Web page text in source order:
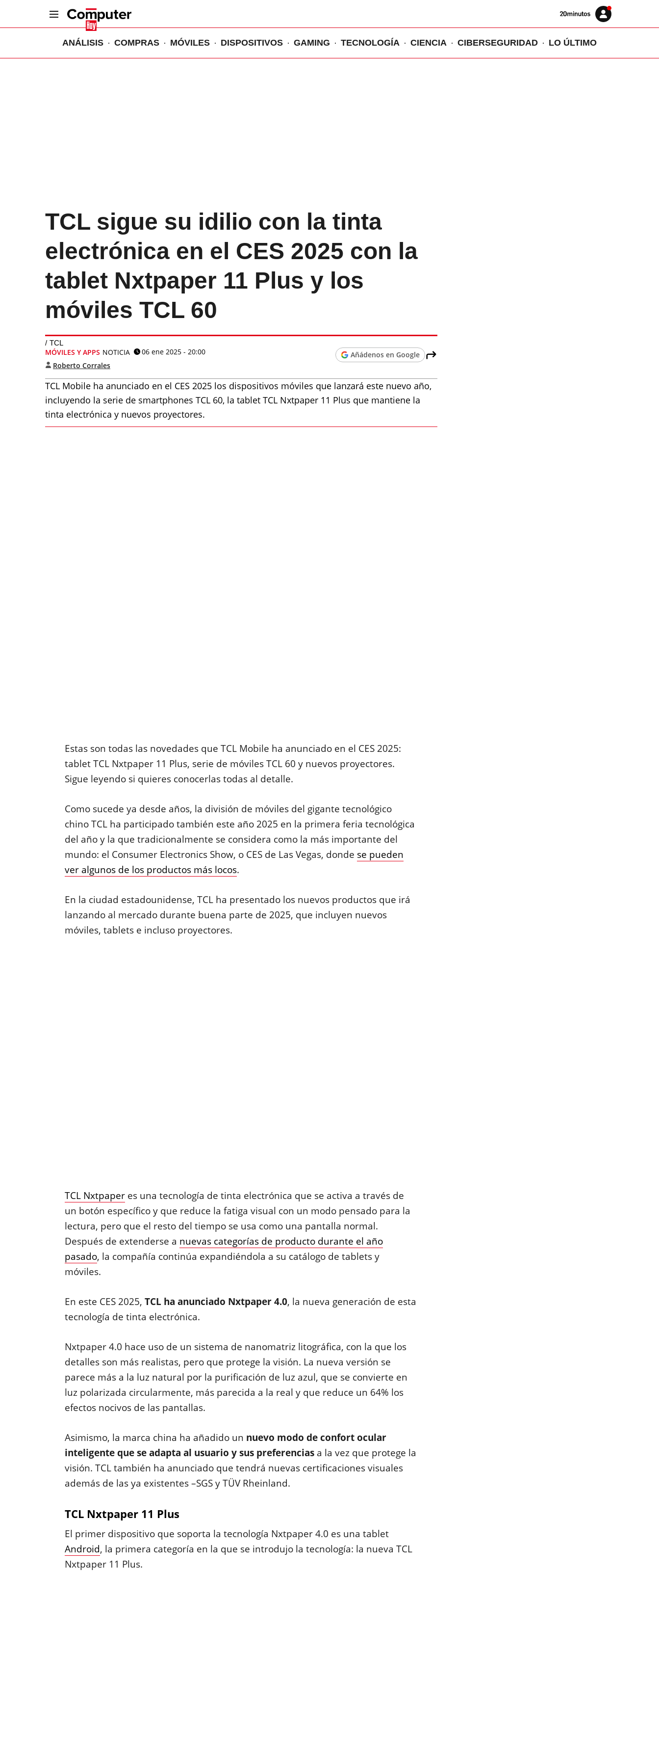
Volver
Iniciar
sesión
ANÁLISIS COMPRAS MÓVILES DISPOSITIVOS GAMING TECNOLOGÍA CIENCIA CIBERSEGURIDAD LO ÚLTIMO
TCL sigue su idilio con la tinta
electrónica en el CES 2025 con la
tablet Nxtpaper 11 Plus y los
móviles TCL 60
TCL
MÓVILES Y APPS NOTICIA
06 ene 2025 - 20:00
Roberto Corrales
Añádenos en Google
TCL Mobile ha anunciado en el CES 2025 los dispositivos móviles que lanzará este nuevo año,
incluyendo la serie de smartphones TCL 60, la tablet TCL Nxtpaper 11 Plus que mantiene la
tinta electrónica y nuevos proyectores.
Estas son todas las novedades que TCL Mobile ha anunciado en el CES 2025:
tablet TCL Nxtpaper 11 Plus, serie de móviles TCL 60 y nuevos proyectores.
Sigue leyendo si quieres conocerlas todas al detalle.
Como sucede ya desde años, la división de móviles del gigante tecnológico
chino TCL ha participado también este año 2025 en la primera feria tecnológica
del año y la que tradicionalmente se considera como la más importante del
mundo: el Consumer Electronics Show, o CES de Las Vegas, donde se pueden
ver algunos de los productos más locos.
En la ciudad estadounidense, TCL ha presentado los nuevos productos que irá
lanzando al mercado durante buena parte de 2025, que incluyen nuevos
móviles, tablets e incluso proyectores.
TCL Nxtpaperes una tecnología de tinta electrónica que se activa a través de
un botón específico y que reduce la fatiga visual con un modo pensado para la
lectura, pero que el resto del tiempo se usa como una pantalla normal.
Después de extenderse a nuevas categorías de producto durante el año
pasado, la compañía continúa expandiéndola a su catálogo de tablets y
móviles.
En este CES 2025, TCL ha anunciado Nxtpaper 4.0, la nueva generación de esta
tecnología de tinta electrónica.
Nxtpaper 4.0 hace uso de un sistema de nanomatriz litográfica, con la que los
detalles son más realistas, pero que protege la visión. La nueva versión se
parece más a la luz natural por la purificación de luz azul, que se convierte en
luz polarizada circularmente, más parecida a la real y que reduce un 64% los
efectos nocivos de las pantallas.
Asimismo, la marca china ha añadido un nuevo modo de confort ocular
inteligente que se adapta al usuario y sus preferencias a la vez que protege la
visión. TCL también ha anunciado que tendrá nuevas certificaciones visuales
además de las ya existentes –SGS y TÜV Rheinland.
TCL Nxtpaper 11 Plus
El primer dispositivo que soporta la tecnología Nxtpaper 4.0 es una tablet
Android, la primera categoría en la que se introdujo la tecnología: la nueva TCL
Nxtpaper 11 Plus.